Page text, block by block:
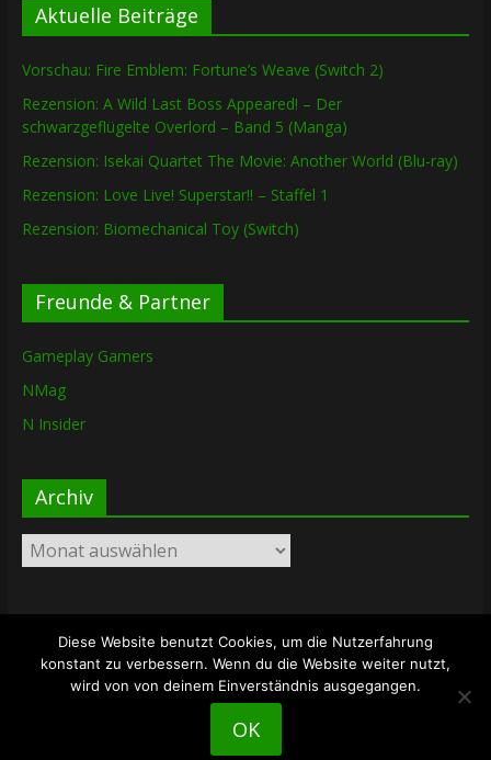
Aktuelle Beiträge
Vorschau: Fire Emblem: Fortune’s Weave (Switch 2)
Rezension: A Wild Last Boss Appeared! – Der
schwarzgeflügelte Overlord – Band 5 (Manga)
Rezension: Isekai Quartet The Movie: Another World (Blu-ray)
Rezension: Love Live! Superstar!! – Staffel 1
Rezension: Biomechanical Toy (Switch)
Freunde & Partner
Gameplay Gamers
NMag
N Insider
Archiv
Archiv
Copyright © 2026The Lost Dungeon. Alle Rechte vorbehalten.
Theme: ColorMag vonThemeGrill. Bereitgestellt von
WordPress
Diese Website benutzt Cookies, um die Nutzerfahrung
konstant zu verbessern. Wenn du die Website weiter nutzt,
wird von von deinem Einverständnis ausgegangen.
OK